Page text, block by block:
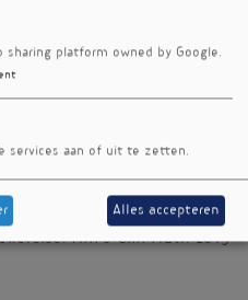
maar ontbijtgranen,
plantaardige oliën
diets in the real world:
of a weight-loss trial that
Am J Clin Nutr. 2019
sharing platform owned by Google.
services aan of uit te zetten.
Alles accepteren